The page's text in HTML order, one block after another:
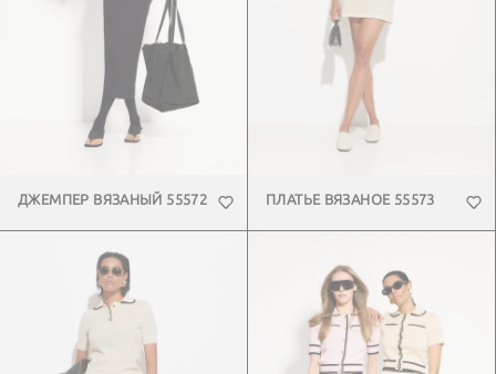
ДЖЕМПЕР ВЯЗАНЫЙ 55572 ПЛАТЬЕ ВЯЗАНОЕ 55573